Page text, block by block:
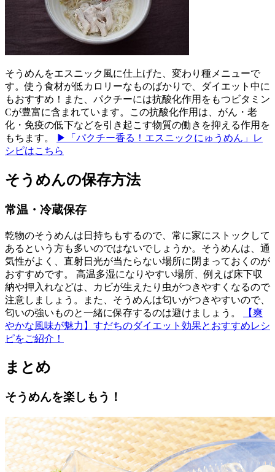
そうめんをエスニック風に仕上げた、変わり種メニューで
す。使う食材が低カロリーなものばかりで、ダイエット中に
もおすすめ！また、パクチーには抗酸化作用をもつビタミン
Cが豊富に含まれています。この抗酸化作用は、がん・老
化・免疫の低下などを引き起こす物質の働きを抑える作用を
もちます。
▶「パクチー香る！エスニックにゅうめん」レ
シピはこちら
そうめんの保存方法
常温・冷蔵保存
乾物のそうめんは日持ちもするので、常に家にストックして
あるという方も多いのではないでしょうか。そうめんは、通
気性がよく、直射日光が当たらない場所に閉まっておくのが
おすすめです。 高温多湿になりやすい場所、例えば床下収
納や押入れなどは、カビが生えたり虫がつきやすくなるので
注意しましょう。また、そうめんは匂いがつきやすいので、
匂いの強いものと一緒に保存するのは避けましょう。
【爽
やかな風味が魅力】すだちのダイエット効果とおすすめレシ
ピをご紹介！
まとめ
そうめんを楽しもう！